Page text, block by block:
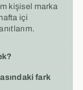
kişisel marka
içi
fark